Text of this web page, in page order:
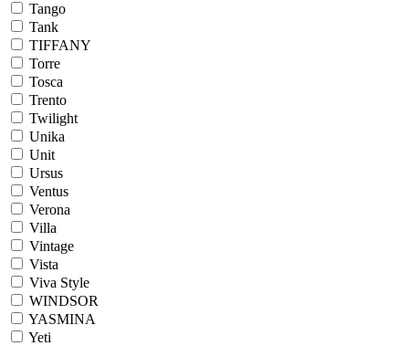
Tango
Tank
TIFFANY
Torre
Tosca
Trento
Twilight
Unika
Unit
Ursus
Ventus
Verona
Villa
Vintage
Vista
Viva Style
WINDSOR
YASMINA
Yeti